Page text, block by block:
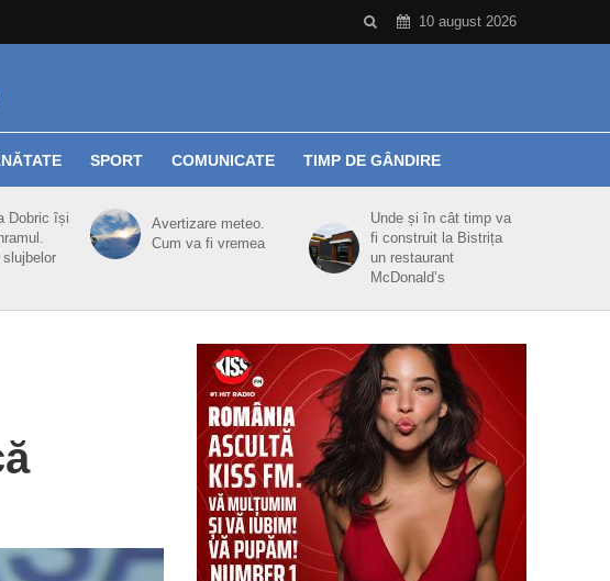
10 august 2026
SPORT COMUNICATE TIMP DE GÂNDIRE
Dobric își
slujbelor
Avertizare meteo.
Cum va fi vremea
Unde și în cât timp va
fi construit la Bistrița
un restaurant
McDonald’s